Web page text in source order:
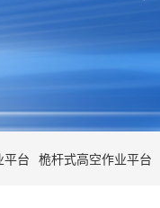
平台 桅杆式高空作业平台